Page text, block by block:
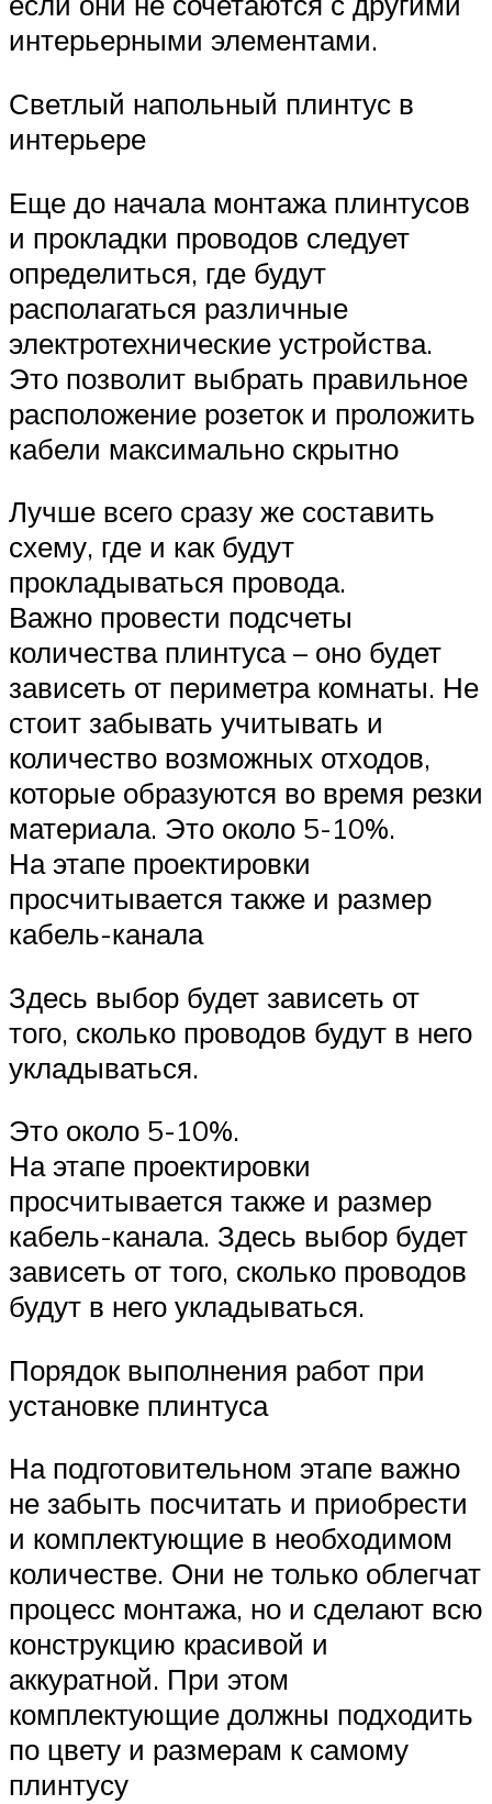
интерьерными элементами.
Светлый напольный плинтус в
интерьере
Еще до начала монтажа плинтусов
и прокладки проводов следует
определиться, где будут
располагаться различные
электротехнические устройства.
Это позволит выбрать правильное
расположение розеток и проложить
кабели максимально скрытно
Лучше всего сразу же составить
схему, где и как будут
прокладываться провода.
Важно провести подсчеты
количества плинтуса – оно будет
зависеть от периметра комнаты. Не
стоит забывать учитывать и
количество возможных отходов,
которые образуются во время резки
материала. Это около 5-10%.
На этапе проектировки
просчитывается также и размер
кабель-канала
Здесь выбор будет зависеть от
того, сколько проводов будут в него
укладываться.
Это около 5-10%.
На этапе проектировки
просчитывается также и размер
кабель-канала. Здесь выбор будет
зависеть от того, сколько проводов
будут в него укладываться.
Порядок выполнения работ при
установке плинтуса
На подготовительном этапе важно
не забыть посчитать и приобрести
и комплектующие в необходимом
количестве. Они не только облегчат
процесс монтажа, но и сделают всю
конструкцию красивой и
аккуратной. При этом
комплектующие должны подходить
по цвету и размерам к самому
плинтусу